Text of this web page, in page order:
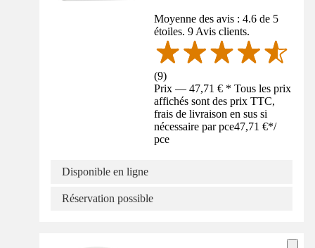
Moyenne des avis : 4.6 de 5
étoiles. 9 Avis clients.
(9)
Prix — 47,71 € * Tous les prix
affichés sont des prix TTC,
frais de livraison en sus si
nécessaire par pce47,71 €*/
pce
Disponible en ligne
Réservation possible